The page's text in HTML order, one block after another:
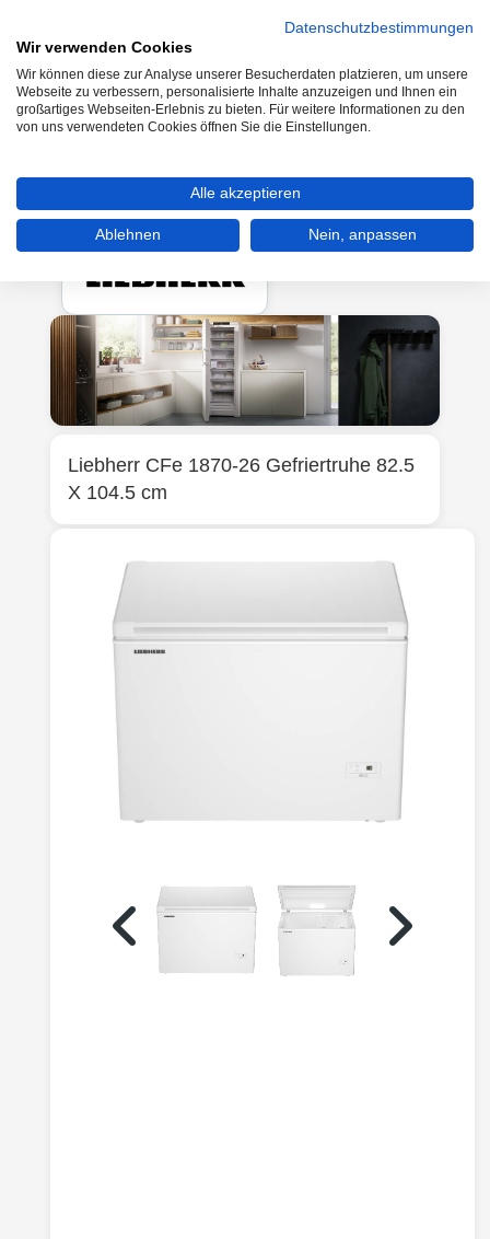
0
Liebherr CFe 1870-26 Gefriertruhe 82.5
X 104.5 cm
Datenschutzbestimmungen
Wir verwenden Cookies
Wir können diese zur Analyse unserer Besucherdaten platzieren, um unsere
Webseite zu verbessern, personalisierte Inhalte anzuzeigen und Ihnen ein
großartiges Webseiten-Erlebnis zu bieten. Für weitere Informationen zu den
von uns verwendeten Cookies öffnen Sie die Einstellungen.
Alle akzeptieren
Ablehnen Nein, anpassen